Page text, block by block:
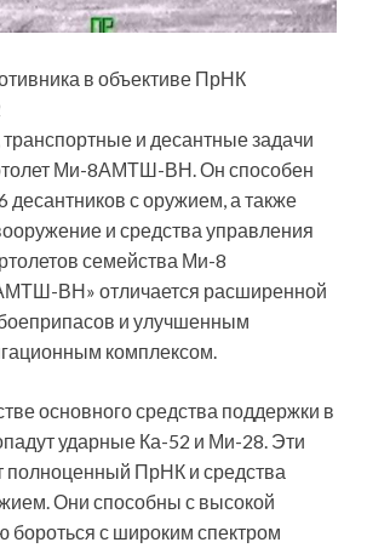
в объективе ПрНК
и десантные задачи
Ми-8АМТШ-ВН. Он способен
десантников с оружием, а также
и средства управления
семейства Ми-8
ВН» отличается расширенной
и улучшенным
комплексом.
основного средства поддержки в
ударные Ка-52 и Ми-28. Эти
полноценный ПрНК и средства
Они способны с высокой
бороться с широким спектром